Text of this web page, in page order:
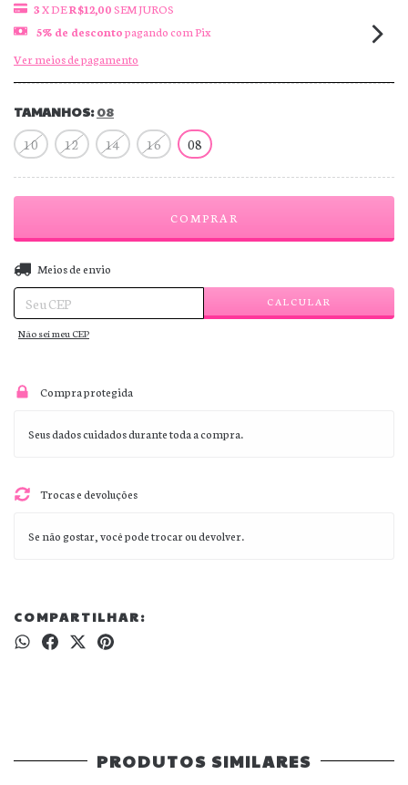
3X DER$12,00SEM JUROS
5% de descontopagando com Pix
Ver meios de pagamento
TAMANHOS:08
10
12 14 16 08
Entregas para o CEP:
Meios de envio
CALCULAR
Não sei meu CEP
Compra protegida
Seus dados cuidados durante toda a compra.
Trocas e devoluções
Se não gostar, você pode trocar ou devolver.
COMPARTILHAR:
PRODUTOS SIMILARES